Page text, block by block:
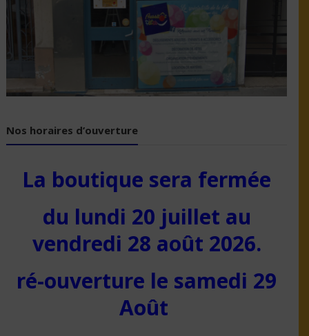
Nos horaires d’ouverture
La boutique sera fermée
du lundi 20 juillet au
vendredi 28 août 2026.
ré-ouverture le samedi 29
Août